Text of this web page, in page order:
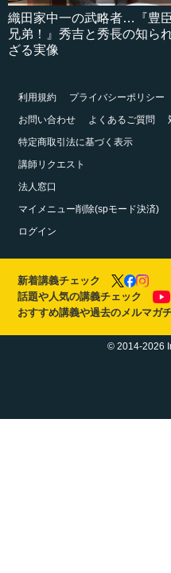
織田家中一の武略者…『豊
兄弟！』秀吉と秀長の知ら
ざる実像
利用規約
プライバシーポリシー
お問い合わせ
よくあるご質問
特定商取引法に基づく表示
講師リクエスト
法人窓口
マイメニュー削除(spモード決済)
ログイン
新着講義チェック
話題や人気の講義チェック
おすすめ講義や過去のメルマガ
© 2014-2026